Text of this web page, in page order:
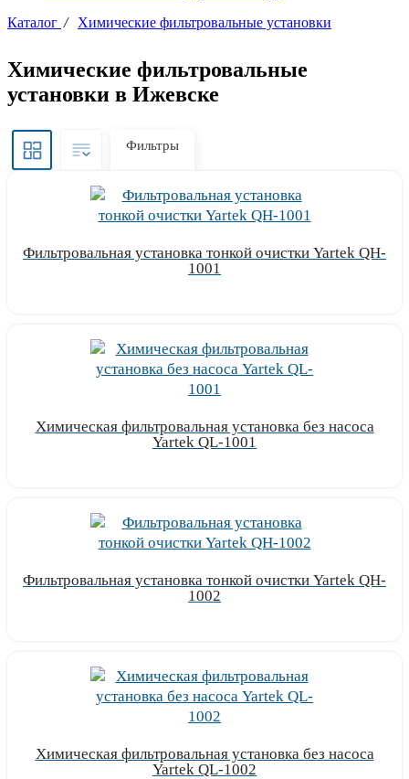
Каталог / Химические фильтровальные установки
Химические фильтровальные
установки в Ижевске
Фильтры
Фильтровальная установка тонкой очистки Yartek QH-
1001
Химическая фильтровальная установка без насоса
Yartek QL-1001
Фильтровальная установка тонкой очистки Yartek QH-
1002
Химическая фильтровальная установка без насоса
Yartek QL-1002